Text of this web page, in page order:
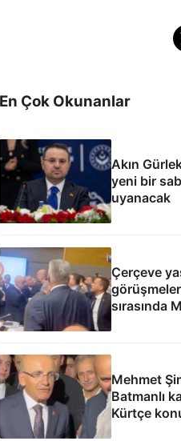
En Çok Okunanlar
Akın
yeni bir
uyanacak
Çerçeve
sırasında
Mehmet
Batmanlı
Kürtçe